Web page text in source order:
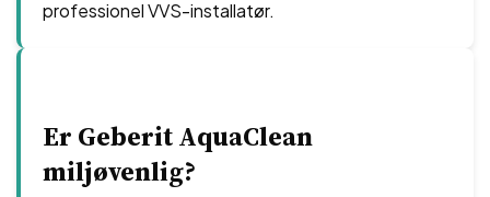
professionel VVS-installatør.
Er Geberit AquaClean
miljøvenlig?